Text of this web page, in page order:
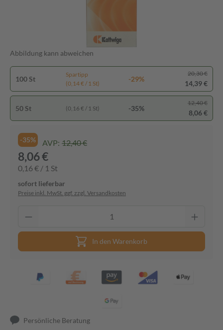
Abbildung kann abweichen
100 St
Spartipp
(0,14 € / 1 St)
-29%
20,30 €
14,39 €
50 St (0,16 € / 1 St) -35%
12,40 €
8,06 €
-35% AVP: 12,40 €
8,06 €
0,16 € / 1 St
sofort lieferbar
Preise inkl. MwSt. ggf. zzgl. Versandkosten
In den Warenkorb
Persönliche Beratung